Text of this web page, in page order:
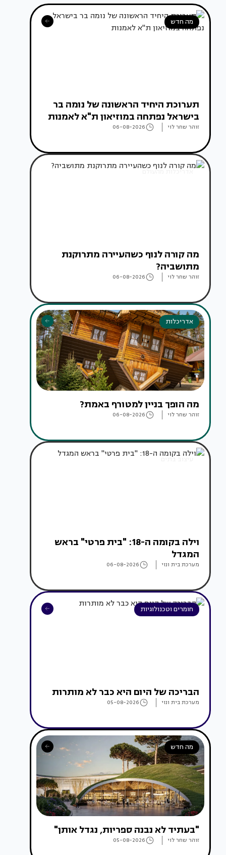
מה חדש
תערוכת היחיד הראשונה של נומה בר
בישראל נפתחה במוזיאון ת"א לאמנות
זוהר שחר לוי 06-08-2026
אדריכלות מהעולם
מה קורה לנוף כשהעיירה מתרוקנת
מתושביה?
זוהר שחר לוי 06-08-2026
אדריכלות
מה הופך בניין למטורף באמת?
זוהר שחר לוי 06-08-2026
עיצוב בתים
וילה בקומה ה-18: "בית פרטי" בראש
המגדל
מערכת בית ונוי 06-08-2026
חומרים וטכנולוגיות
הבריכה של היום היא כבר לא מותרות
מערכת בית ונוי 05-08-2026
מה חדש
"בעתיד לא נבנה ספריות, נגדל אותן"
זוהר שחר לוי 05-08-2026